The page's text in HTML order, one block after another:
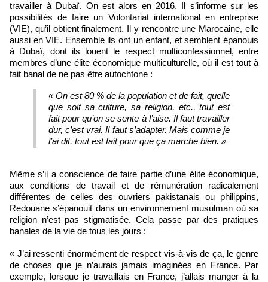
travailler à Dubaï. On est alors en 2016. Il s’informe sur les
possibilités de faire un Volontariat international en entreprise
(VIE), qu’il obtient finalement. Il y rencontre une Marocaine, elle
aussi en VIE. Ensemble ils ont un enfant, et semblent épanouis
à Dubaï, dont ils louent le respect multiconfessionnel, entre
membres d’une élite économique multiculturelle, où il est tout à
fait banal de ne pas être autochtone :
« On est 80 % de la population et de fait, quelle
que soit sa culture, sa religion, etc., tout est
fait pour qu’on se sente à l’aise. Il faut travailler
dur, c’est vrai. Il faut s’adapter. Mais comme je
l’ai dit, tout est fait pour que ça marche bien. »
Même s’il a conscience de faire partie d’une élite économique,
aux conditions de travail et de rémunération radicalement
différentes de celles des ouvriers pakistanais ou philippins,
Redouane s’épanouit dans un environnement musulman où sa
religion n’est pas stigmatisée. Cela passe par des pratiques
banales de la vie de tous les jours :
« J’ai ressenti énormément de respect vis‑à‑vis de ça, le genre
de choses que je n’aurais jamais imaginées en France. Par
exemple, lorsque je travaillais en France, j’allais manger à la